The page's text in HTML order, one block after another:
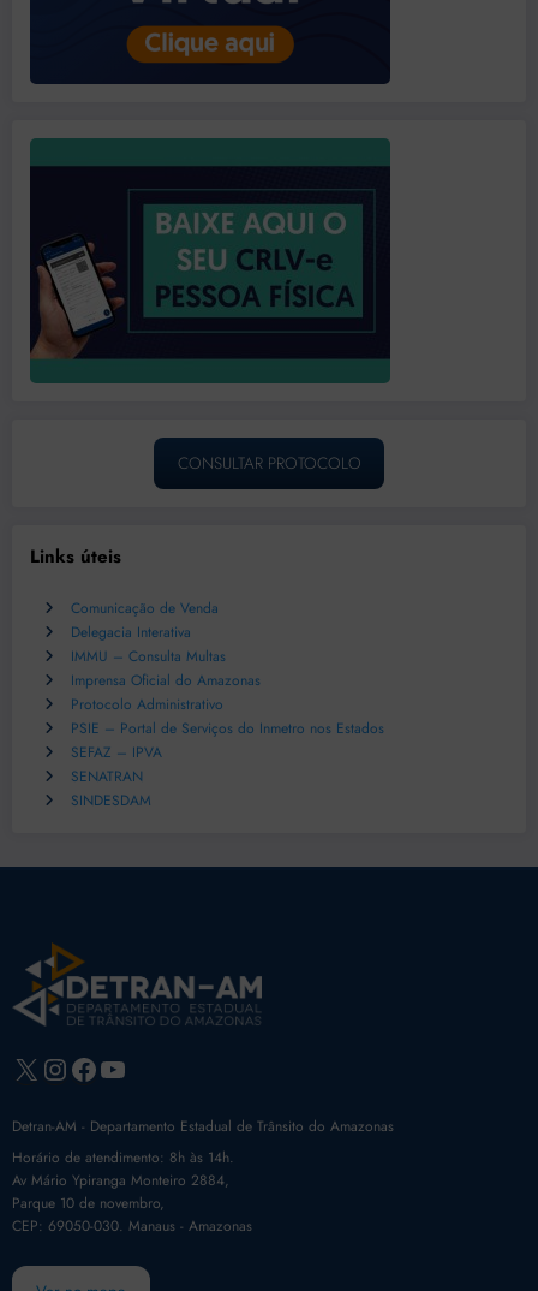
CONSULTAR PROTOCOLO
Links úteis
Comunicação de Venda
Delegacia Interativa
IMMU – Consulta Multas
Imprensa Oficial do Amazonas
Protocolo Administrativo
PSIE – Portal de Serviços do Inmetro nos Estados
SEFAZ – IPVA
SENATRAN
SINDESDAM
X Instagram
Facebook
Youtube
Detran-AM - Departamento Estadual de Trânsito do Amazonas
Horário de atendimento: 8h às 14h.
Av Mário Ypiranga Monteiro 2884,
Parque 10 de novembro,
CEP: 69050-030. Manaus - Amazonas